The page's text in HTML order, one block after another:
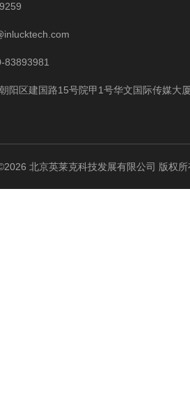
83893981
阳区建国路15号院甲1号华文国际传媒大
北京英莱克科技发展有限公司 版